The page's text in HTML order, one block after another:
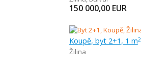
150 000,00 EUR
Koupě, byt 2+1, 1 m2
Žilina